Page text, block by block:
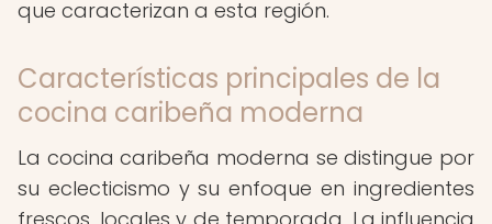
que caracterizan a esta región.
Características principales de la
cocina caribeña moderna
La cocina caribeña moderna se distingue por
su eclecticismo y su enfoque en ingredientes